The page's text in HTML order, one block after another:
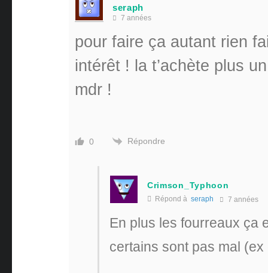
seraph
7 années
pour faire ça autant rien
intérêt ! la t’achète plus
mdr !
0 Répondre
Crimson_Typhoon
Répond à seraph 7 années
En plus les fourreaux ça
certains sont pas mal